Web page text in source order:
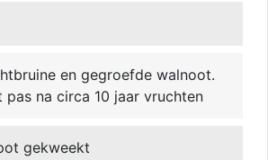
en gegroefde walnoot.
na circa 10 jaar vruchten
gekweekt